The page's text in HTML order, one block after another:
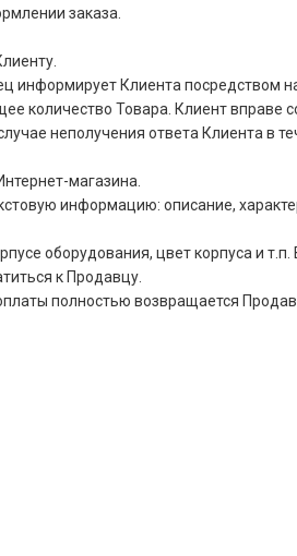
заказа.
информирует Клиента посредством
количество Товара. Клиент вправе
неполучения ответа Клиента в
магазина.
информацию: описание,
оборудования, цвет корпуса и
к Продавцу.
полностью возвращается